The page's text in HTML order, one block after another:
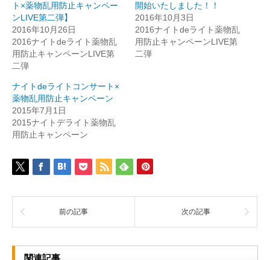
ト×薬物乱用防止キャンペー
ンLIVE第二弾】
2016年10月26日
2016ナイトdeライト薬物乱
用防止キャンペーンLIVE第
二弾
開始いたしました！！
2016年10月3日
2016ナイトdeライト薬物乱
用防止キャンペーンLIVE第
二弾
ナイトdeライトコンサート×
薬物乱用防止キャンペーン
2015年7月1日
2015ナイトデライト薬物乱
用防止キャンペーン
前の記事 次の記事